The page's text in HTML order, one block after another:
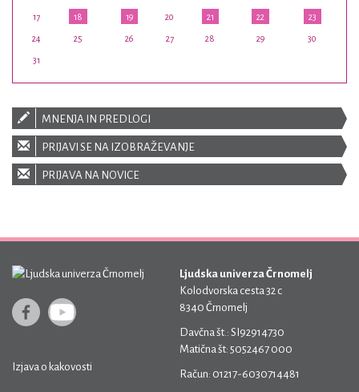
17 18 19 20 21 22 23
24 25 26 27 28 29 30
31
MNENJA IN PREDLOGI
PRIJAVI SE NA IZOBRAŽEVANJE
PRIJAVA NA NOVICE
Izjava o kakovosti
Ljudska univerza Črnomelj
Kolodvorska cesta 32 c
8340 Črnomelj
Davčna št.: SI92914730
Matična št: 5052467 000
Račun: 01217-6030714481